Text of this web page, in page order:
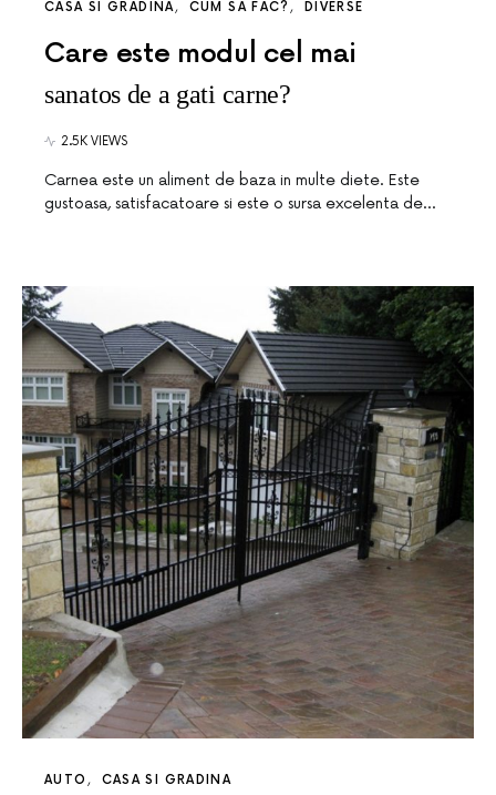
CASA SI GRADINA CUM SA FAC? DIVERSE
Care este modul cel mai
sanatos de a gati carne?
2.5K VIEWS
Carnea este un aliment de baza in multe diete. Este
gustoasa, satisfacatoare si este o sursa excelenta de…
AUTO CASA SI GRADINA